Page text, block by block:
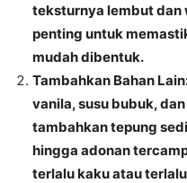
teksturnya lembut dan
penting untuk
mudah dibentuk.
Tambahkan Bahan Lain
vanila, susu bubuk,
tambahkan tepung
hingga adonan
terlalu kaku atau